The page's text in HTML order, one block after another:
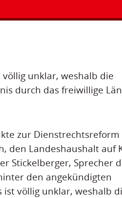
völlig unklar, weshalb die
durch das freiwillige
zur
den Landeshaushalt auf
Stickelberger, Sprecher
den angekündigten
ist völlig unklar, weshalb